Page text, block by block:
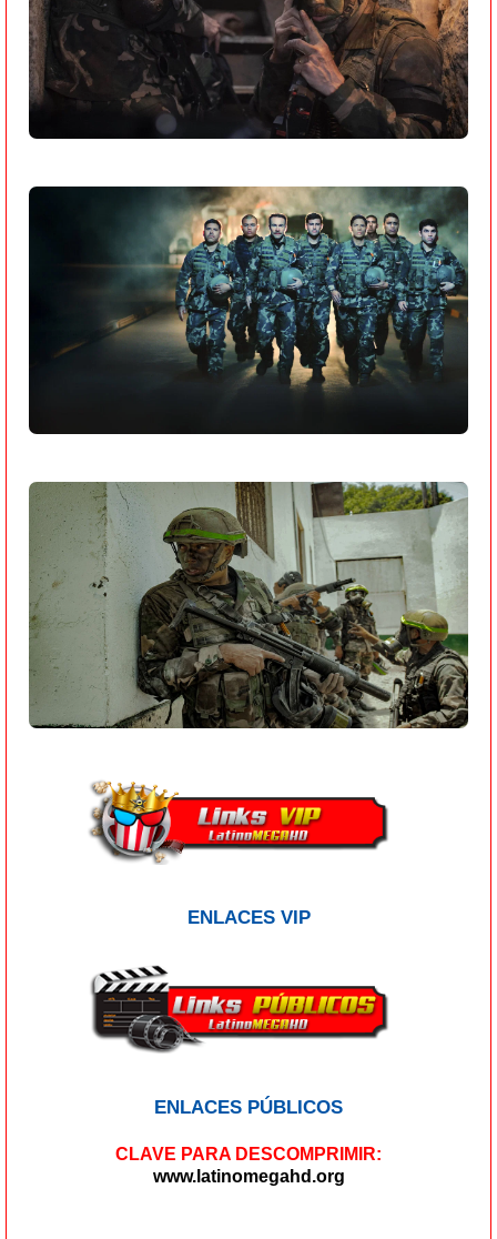
ENLACES VIP
ENLACES PÚBLICOS
CLAVE PARA DESCOMPRIMIR:
www.latinomegahd.org